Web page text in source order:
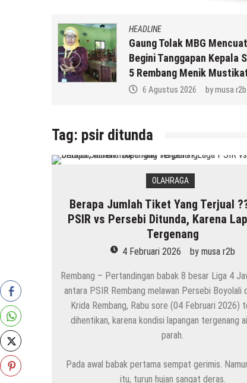
HEADLINE
Gaung Tolak MBG
Begini Tanggapan Kepala
5 Rembang Menik
6 Agustus 2026 bymusa r2b
Tag: psir ditunda
OLAHRAGA
Berapa Jumlah Tiket Yang Terjual
PSIR vs Persebi Ditunda, Karena
Tergenang
4 Februari 2026 by musa r2b
Rembang – Pertandingan babak 8 besar Liga 4
antara PSIR Rembang melawan Persebi Boyolali
Krida Rembang, Rabu sore (04 Februari 2026)
dihentikan, karena kondisi lapangan tergenang
parah.
Pada awal babak pertama sempat gerimis.
itu, turun hujan sangat deras.